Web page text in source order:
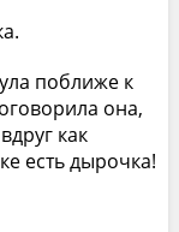
поближе к
она,
как
есть дырочка!